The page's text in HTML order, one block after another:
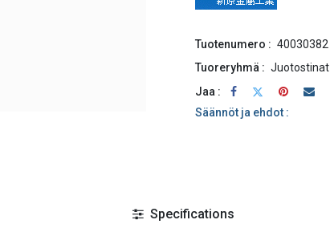
Tuotenumero : 40030382
Tuoreryhmä : Juotostinat
Jaa :
Säännöt ja ehdot :
Specifications